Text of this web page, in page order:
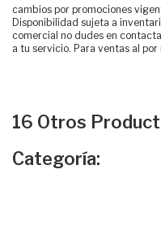
cambios por promociones
Disponibilidad sujeta a
comercial no dudes en
a tu servicio. Para ventas al
16 Otros
Categoría: